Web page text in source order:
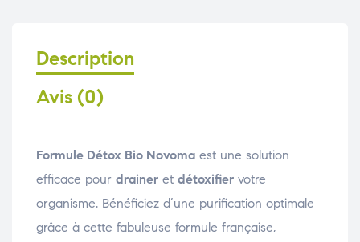
Description
Avis (0)
Formule Détox Bio Novoma est une solution
efficace pour drainer et détoxifier votre
organisme. Bénéficiez d’une purification optimale
grâce à cette fabuleuse formule française,